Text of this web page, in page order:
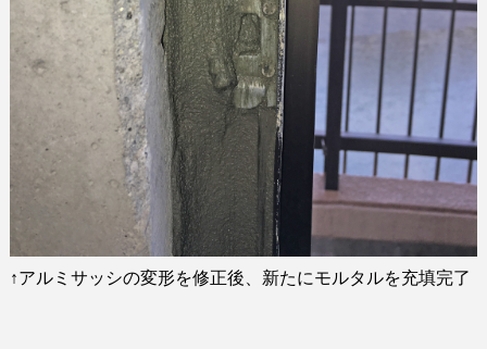
↑アルミサッシの変形を修正後、新たにモルタルを充填完了